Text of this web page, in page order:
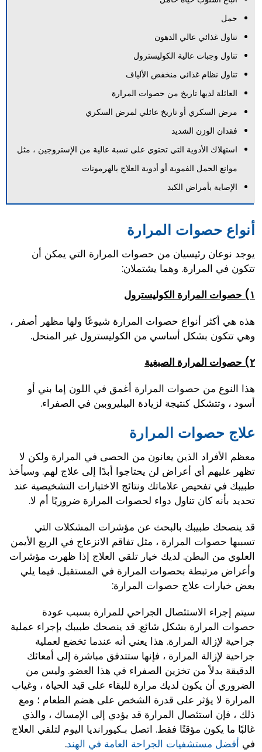
حمل
تناول غذائي عالي الدهون
تناول وجبات عالية الكوليسترول
تناول نظام غذائي منخفض الألياف
العائلة لديها تاريخ من حصوات المرارة
مرض السكري أو تاريخ عائلي لمرض السكري
فقدان الوزن الشديد
استهلاك الأدوية التي تحتوي على نسبة عالية من الإستروجين ، مثل
موانع الحمل الفموية أو أدوية العلاج بالهرمونات
الإصابة بأمراض الكبد
أنواع حصوات المرارة
يوجد نوعان رئيسيان من حصوات المرارة التي يمكن أن
تتكون في المرارة. وهما يشتملان:
١) حصوات المرارة الكوليسترول
هذه هي أكثر أنواع حصوات المرارة شيوعًا ولها مظهر أصفر ،
وهي تتكون بشكل أساسي من الكوليسترول غير المنحل.
٢) حصوات المرارة الصبغية
هذا النوع من حصوات المرارة أغمق في اللون إما بني أو
أسود ، وتتشكل كنتيجة لزيادة البيليروبين في الصفراء.
علاج حصوات المرارة
معظم الأفراد الذين يعانون من الحصى في المرارة ولكن لا
تظهر عليهم أي أعراض لن يحتاجوا أبدًا إلى علاج لهم. وسيأخذ
طبيبك في تفحيص علاماتك ونتائج الاختبارات التشخيصية عند
تحديد بأنه كان تناول دواء لحصوات المرارة ضروريًا أم لا.
قد ينصحك طبيبك بالبحث عن مؤشرات المشكلات التي
تسببها حصوات المرارة ، مثل تفاقم الانزعاج في الربع الأيمن
العلوي من البطن. لديك خيار تلقي العلاج إذا ظهرت مؤشرات
وأعراض مرتبطة بحصوات المرارة في المستقبل. فيما يلي
بعض خيارات علاج حصوات المرارة:
سيتم إجراء الاستئصال الجراحي للمرارة بسبب عودة
حصوات المرارة بشكل شائع. قد ينصحك طبيبك بإجراء عملية
جراحية لإزالة المرارة. هذا يعني أنه عندما تخضع لعملية
جراحية لإزالة المرارة ، فإنها ستتدفق مباشرة إلى أمعائك
الدقيقة بدلاً من تخزين الصفراء في هذا العضو. وليس من
الضروري أن يكون لديك مرارة للبقاء على قيد الحياة ، وغياب
المرارة لا يؤثر على قدرة الشخص على هضم الطعام ؛ ومع
ذلك ، فإن استئصال المرارة قد يؤدي إلى الإمساك ، والذي
غالبًا ما يكون مؤقتًا فقط. اتصل بـكيورانديا اليوم لتلقي العلاج
في أفضل مستشفيات الجراحة العامة في الهند.